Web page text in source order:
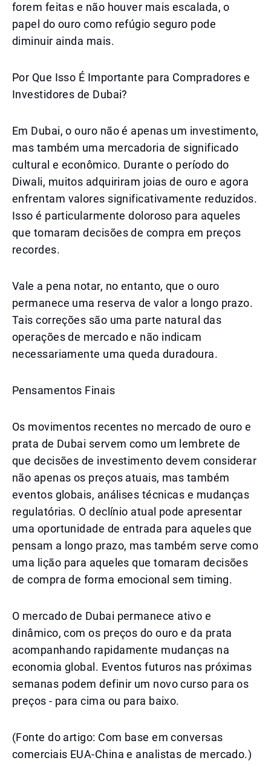
forem feitas e não houver mais escalada, o
papel do ouro como refúgio seguro pode
diminuir ainda mais.
Por Que Isso É Importante para Compradores e
Investidores de Dubai?
Em Dubai, o ouro não é apenas um investimento,
mas também uma mercadoria de significado
cultural e econômico. Durante o período do
Diwali, muitos adquiriram joias de ouro e agora
enfrentam valores significativamente reduzidos.
Isso é particularmente doloroso para aqueles
que tomaram decisões de compra em preços
recordes.
Vale a pena notar, no entanto, que o ouro
permanece uma reserva de valor a longo prazo.
Tais correções são uma parte natural das
operações de mercado e não indicam
necessariamente uma queda duradoura.
Pensamentos Finais
Os movimentos recentes no mercado de ouro e
prata de Dubai servem como um lembrete de
que decisões de investimento devem considerar
não apenas os preços atuais, mas também
eventos globais, análises técnicas e mudanças
regulatórias. O declínio atual pode apresentar
uma oportunidade de entrada para aqueles que
pensam a longo prazo, mas também serve como
uma lição para aqueles que tomaram decisões
de compra de forma emocional sem timing.
O mercado de Dubai permanece ativo e
dinâmico, com os preços do ouro e da prata
acompanhando rapidamente mudanças na
economia global. Eventos futuros nas próximas
semanas podem definir um novo curso para os
preços - para cima ou para baixo.
(Fonte do artigo: Com base em conversas
comerciais EUA-China e analistas de mercado.)